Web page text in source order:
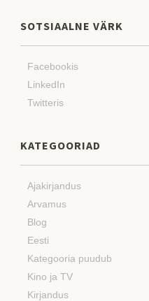
SOTSIAALNE VÄRK
Facebookis
LinkedIn
Twitteris
KATEGOORIAD
Ajakirjandus
Arvamus
Blog
Eesti
Kategooria puudub
Kino ja TV
Kirjandus